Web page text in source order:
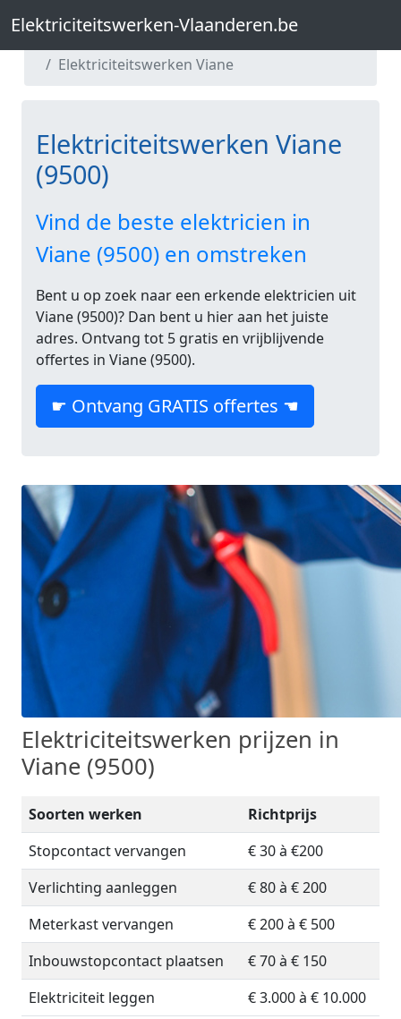
Elektriciteitswerken-Vlaanderen.be
Elektriciteitswerken-Vlaanderen.be
Elektriciteitswerken Viane
Elektriciteitswerken Viane
(9500)
Vind de beste elektricien in
Viane (9500) en omstreken
Bent u op zoek naar een erkende elektricien uit
Viane (9500)? Dan bent u hier aan het juiste
adres. Ontvang tot 5 gratis en vrijblijvende
offertes in Viane (9500).
☛ Ontvang GRATIS offertes ☚
Elektriciteitswerken prijzen in
Viane (9500)
Soorten werken
Richtprijs
Stopcontact vervangen
€ 30 à €200
Verlichting aanleggen
€ 80 à € 200
Meterkast vervangen
€ 200 à € 500
Inbouwstopcontact plaatsen
€ 70 à € 150
Elektriciteit leggen
€ 3.000 à € 10.000